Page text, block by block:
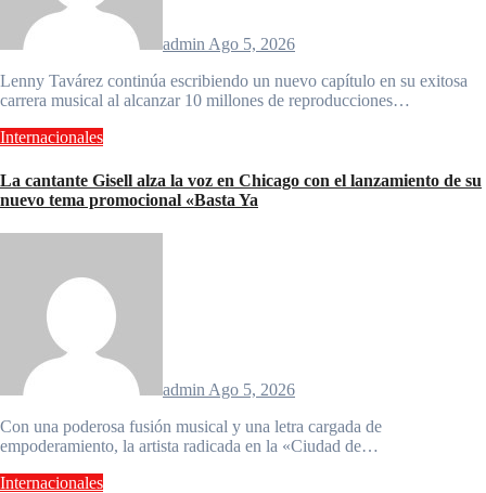
admin Ago 5, 2026
Lenny Tavárez continúa escribiendo un nuevo capítulo en su exitosa
carrera musical al alcanzar 10 millones de reproducciones…
Internacionales
La cantante Gisell alza la voz en Chicago con el lanzamiento de su
nuevo tema promocional «Basta Ya
admin Ago 5, 2026
Con una poderosa fusión musical y una letra cargada de
empoderamiento, la artista radicada en la «Ciudad de…
Internacionales